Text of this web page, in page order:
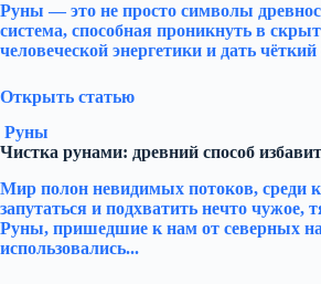
Руны — это не просто символы
система, способная проникнуть в
человеческой энергетики и дать
Открыть статью
Руны
Чистка рунами: древний способ
Мир полон невидимых потоков, среди
запутаться и подхватить нечто чужое,
Руны, пришедшие к нам от северных
использовались...